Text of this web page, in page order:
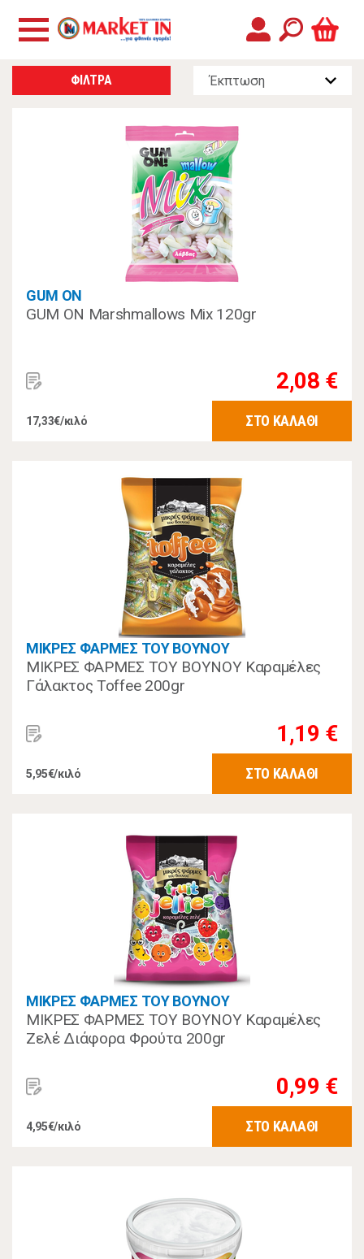
ΦΙΛΤΡΑ
GUM ON
GUM ON Marshmallows Mix 120gr
2,08 €
17,33€/κιλό ΣΤΟ ΚΑΛΑΘΙ
ΜΙΚΡΕΣ ΦΑΡΜΕΣ ΤΟΥ ΒΟΥΝΟΥ
ΜΙΚΡΕΣ ΦΑΡΜΕΣ ΤΟΥ ΒΟΥΝΟΥ Καραμέλες
Γάλακτος Toffee 200gr
1,19 €
5,95€/κιλό ΣΤΟ ΚΑΛΑΘΙ
ΜΙΚΡΕΣ ΦΑΡΜΕΣ ΤΟΥ ΒΟΥΝΟΥ
ΜΙΚΡΕΣ ΦΑΡΜΕΣ ΤΟΥ ΒΟΥΝΟΥ Καραμέλες
Ζελέ Διάφορα Φρούτα 200gr
0,99 €
4,95€/κιλό ΣΤΟ ΚΑΛΑΘΙ